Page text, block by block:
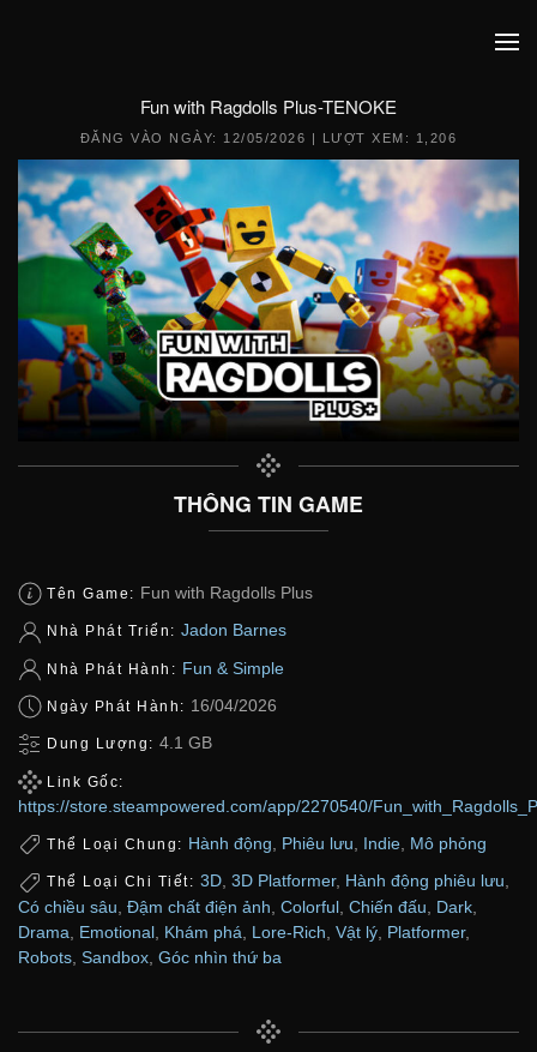
Fun with Ragdolls Plus-TENOKE
ĐĂNG VÀO NGÀY: 12/05/2026 | LƯỢT XEM: 1,206
THÔNG TIN GAME
Tên Game: Fun with Ragdolls Plus
Nhà Phát Triển: Jadon Barnes
Nhà Phát Hành: Fun & Simple
Ngày Phát Hành: 16/04/2026
Dung Lượng: 4.1 GB
Link Gốc:
https://store.steampowered.com/app/2270540/
Thể Loại Chung: Hành động Phiêu lưu Indie Mô phỏng
Thể Loại Chi Tiết: 3D, 3D Platformer, Hành động phiêu lưu,
Có chiều sâu Đậm chất điện ảnh Colorful Chiến đấu Dark
Drama
Emotional Khám phá Lore-Rich Vật lý Platformer,
Robots Sandbox Góc nhìn thứ ba